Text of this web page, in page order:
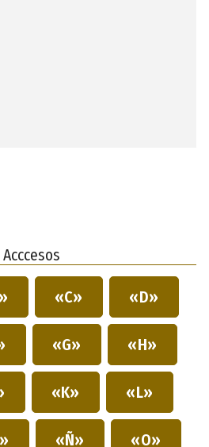
Acccesos
«C» «D»
«G» «H»
«K» «L»
«Ñ» «O»